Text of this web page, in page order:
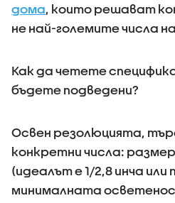
дома, които решават
не най-големите числа
Как да четете
бъдете подведени?
Освен резолюцията,
конкретни числа:
(идеалът е 1/2,8 инча или
минималната